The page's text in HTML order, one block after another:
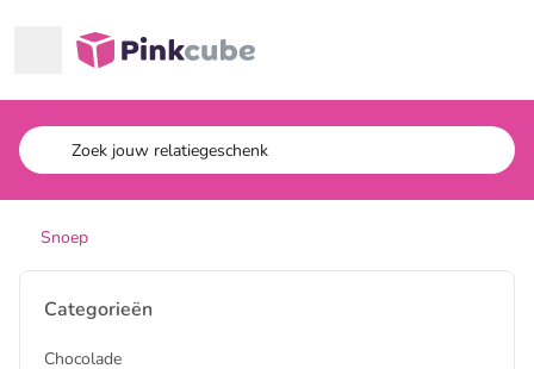
Pinkcube
Snoep
Categorieën
Chocolade